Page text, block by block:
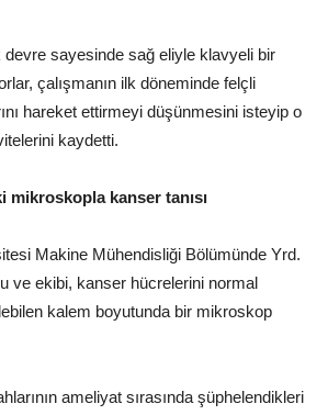
devre sayesinde sağ eliyle klavyeli bir
çalışmanın ilk döneminde felçli
hareket ettirmeyi düşünmesini isteyip o
kaydetti.
mikroskopla kanser tanısı
Makine Mühendisliği Bölümünde Yrd.
ve ekibi, kanser hücrelerini normal
kalem boyutunda bir mikroskop
ameliyat sırasında şüphelendikleri